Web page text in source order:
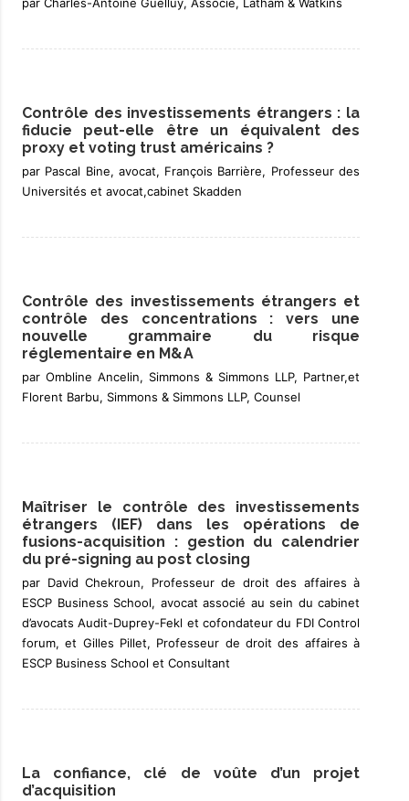
Contrôle des investissements étrangers : la
fiducie peut-elle être un équivalent des
proxy et voting trust américains ?
par Pascal Bine, avocat, François Barrière, Professeur des
Universités et avocat,cabinet Skadden
Contrôle des investissements étrangers et
contrôle des concentrations : vers une
nouvelle grammaire du risque
réglementaire en M&A
par Ombline Ancelin, Simmons & Simmons LLP, Partner,et
Florent Barbu, Simmons & Simmons LLP, Counsel
Maîtriser le contrôle des investissements
étrangers (IEF) dans les opérations de
fusions-acquisition : gestion du calendrier
du pré-signing au post closing
par David Chekroun, Professeur de droit des affaires à
ESCP Business School, avocat associé au sein du cabinet
d’avocats Audit-Duprey-Fekl et cofondateur du FDI Control
forum, et Gilles Pillet, Professeur de droit des affaires à
ESCP Business School et Consultant
La confiance, clé de voûte d’un projet
d’acquisition